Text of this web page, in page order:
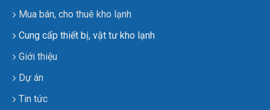
Mua bán, cho thuê kho lạnh
Cung cấp thiết bị, vật tư kho lạnh
Giới thiệu
Dự án
Tin tức